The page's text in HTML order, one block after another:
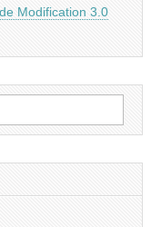
Modification 3.0